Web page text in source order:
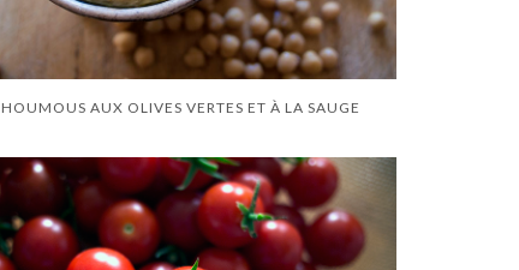
HOUMOUS AUX OLIVES VERTES ET À LA SAUGE